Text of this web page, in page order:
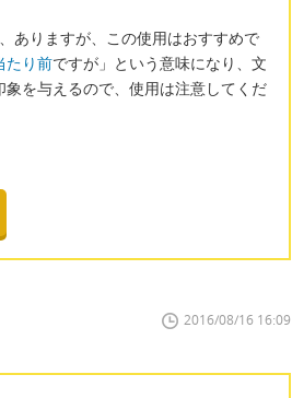
ありますが、この使用はおすすめで
たり前ですが」という意味になり、文
を与えるので、使用は注意してくだ
2016/08/16 16:09